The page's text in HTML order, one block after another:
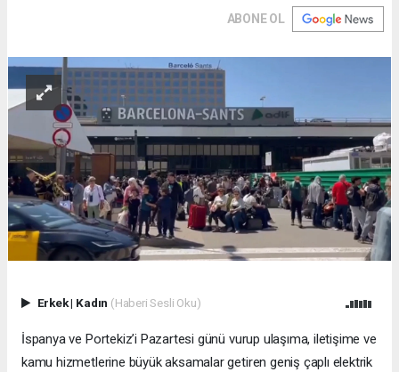
ABONE OL
Erkek| Kadın (Haberi Sesli Oku)
İspanya ve Portekiz’i Pazartesi günü vurup ulaşıma, iletişime ve
kamu hizmetlerine büyük aksamalar getiren geniş çaplı elektrik